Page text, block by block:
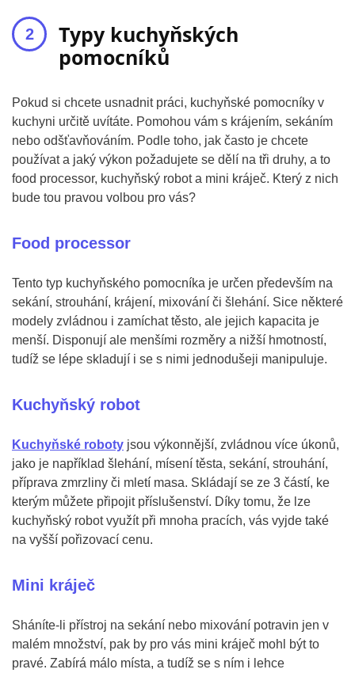
Typy kuchyňských
pomocníků
Pokud si chcete usnadnit práci, kuchyňské pomocníky v
kuchyni určitě uvítáte. Pomohou vám s krájením, sekáním
nebo odšťavňováním. Podle toho, jak často je chcete
používat a jaký výkon požadujete se dělí na tři druhy, a to
food processor, kuchyňský robot a mini kráječ. Který z nich
bude tou pravou volbou pro vás?
Food processor
Tento typ kuchyňského pomocníka je určen především na
sekání, strouhání, krájení, mixování či šlehání. Sice některé
modely zvládnou i zamíchat těsto, ale jejich kapacita je
menší. Disponují ale menšími rozměry a nižší hmotností,
tudíž se lépe skladují i se s nimi jednodušeji manipuluje.
Kuchyňský robot
Kuchyňské roboty jsou výkonnější, zvládnou více úkonů,
jako je například šlehání, mísení těsta, sekání, strouhání,
příprava zmrzliny či mletí masa. Skládají se ze 3 částí, ke
kterým můžete připojit příslušenství. Díky tomu, že lze
kuchyňský robot využít při mnoha pracích, vás vyjde také
na vyšší pořizovací cenu.
Mini kráječ
Sháníte-li přístroj na sekání nebo mixování potravin jen v
malém množství, pak by pro vás mini kráječ mohl být to
pravé. Zabírá málo místa, a tudíž se s ním i lehce